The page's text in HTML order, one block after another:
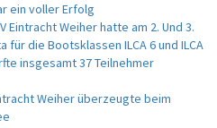
ein voller Erfolg
Eintracht Weiher hatte am 2. Und 3.
für die Bootsklassen ILCA 6 und ILCA
insgesamt 37 Teilnehmer
Weiher überzeugte beim